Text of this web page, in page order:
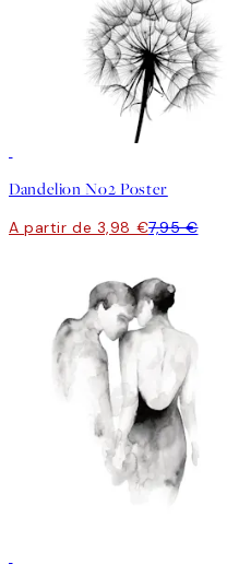
Dandelion No2 Poster
A partir de 3,98 €7,95 €